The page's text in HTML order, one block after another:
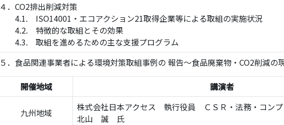
４．CO2排出削減対策
4.1. ISO14001・エコアクション21取得企業等による取組の実施状況
4.2. 特徴的な取組とその効果
4.3. 取組を進めるための主な支援プログラム
５．食品関連事業者による環境対策取組事例の 報告～食品廃棄物・CO2削減の
開催地域 講演者
九州地域
株式会社日本アクセス 執行役員 ＣＳＲ・法務・コンプ
北山 誠 氏